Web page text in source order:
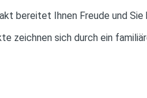
bereitet Ihnen Freude und
zeichnen sich durch ein